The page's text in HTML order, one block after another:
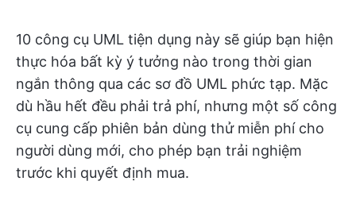
10 công cụ UML tiện dụng này sẽ giúp bạn hiện
thực hóa bất kỳ ý tưởng nào trong thời gian
ngắn thông qua các sơ đồ UML phức tạp. Mặc
dù hầu hết đều phải trả phí, nhưng một số công
cụ cung cấp phiên bản dùng thử miễn phí cho
người dùng mới, cho phép bạn trải nghiệm
trước khi quyết định mua.